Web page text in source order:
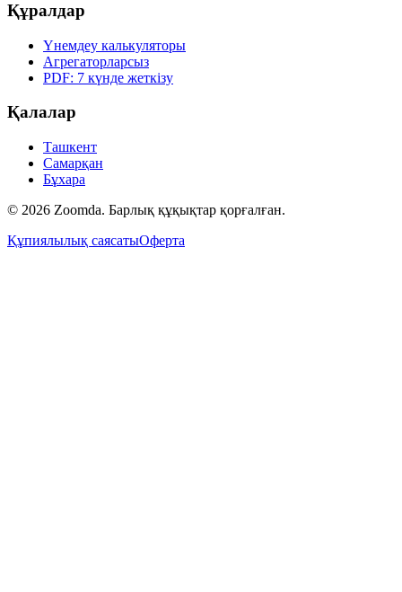
Құралдар
Үнемдеу калькуляторы
Агрегаторларсыз
PDF: 7 күнде жеткізу
Қалалар
Ташкент
Самарқан
Бұхара
© 2026 Zoomda. Барлық құқықтар қорғалған.
Құпиялылық саясатыОферта